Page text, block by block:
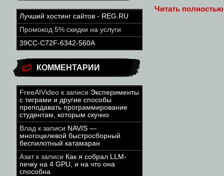
Лучший хостинг сайтов - REG.RU
Промокод 5% скидки на услуги
39CC-C72F-6342-560A
КОММЕНТАРИИ
FreeAIVideo к записи Эксперименты
с тиграми и другие способы
преподавать программирование
студентам, которым скучно
Влад к записи NAVIS —
многоцелевой быстросборный
беспилотный катамаран
Азатк записи Как я собрал LLM-
печку на 4 GPU, и на что она
способна
Читать